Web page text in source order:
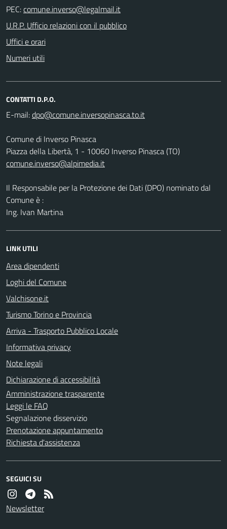
PEC:
U.R.P. Ufficio relazioni con il pubblico
Uffici e orari
Numeri utili
CONTATTI D.P.O.
E-mail:
Comune di Inverso Pinasca
Piazza della Libertà, 1 - 10060 Inverso Pinasca (TO)
comune.inverso@alpimedia.it
Il Responsabile per la Protezione dei Dati (DPO) nominato dal
Comune è :
Ing. Ivan Martina
LINK UTILI
Area dipendenti
Loghi del Comune
Valchisone.it
Turismo Torino e Provincia
Arriva - Trasporto Pubblico Locale
Informativa privacy
Note legali
Dichiarazione di accessibilità
Amministrazione trasparente
Leggi le FAQ
Segnalazione disservizio
Prenotazione appuntamento
Richiesta d'assistenza
SEGUICI SU
Newsletter